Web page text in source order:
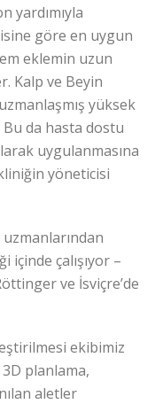
yardımıyla
göre en uygun
eklemin uzun
Kalp ve Beyin
yüksek
da hasta dostu
uygulanmasına
yöneticisi
içinde çalışıyor –
ve İsviçre’de
ekibimiz
planlama,
aletler